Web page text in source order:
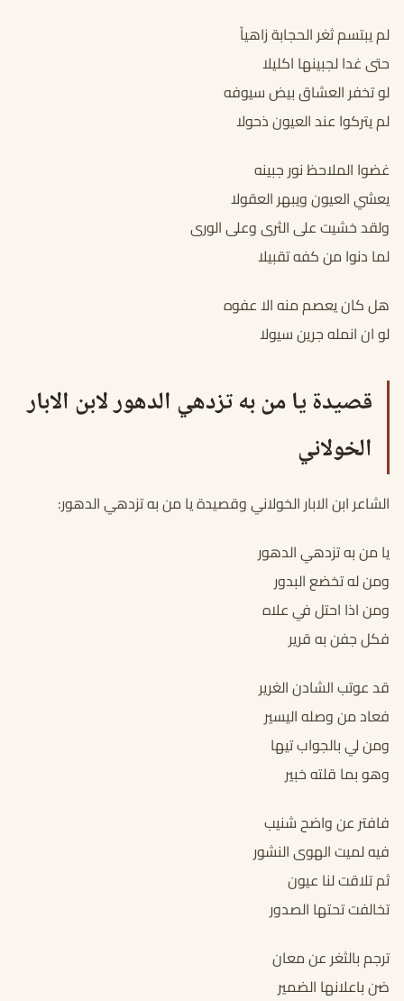
لم يبتسم ثغر الحجابة زاهياً
حتى غدا لجبينها اكليلا
لو تخفر العشاق بيض سيوفه
لم يتركوا عند العيون ذحولا
غضوا الملاحظ نور جبينه
يعشي العيون ويبهر العقولا
ولقد خشيت على الثرى وعلى الورى
لما دنوا من كفه تقبيلا
هل كان يعصم منه الا عفوه
لو ان انمله جرين سيولا
قصيدة يا من به تزدهي الدهور لابن الابار
الخولاني
الشاعر ابن الابار الخولاني وقصيدة يا من به تزدهي الدهور:
يا من به تزدهي الدهور
ومن له تخضع البدور
ومن اذا احتل في علاه
فكل جفن به قرير
قد عوتب الشادن الغرير
فعاد من وصله اليسير
ومن لي بالجواب تيها
وهو بما قلته خبير
فافتر عن واضح شنيب
فيه لميت الهوى النشور
ثم تلاقت لنا عيون
تخالفت تحتها الصدور
ترجم بالثغر عن معان
ضن باعلانها الضمير